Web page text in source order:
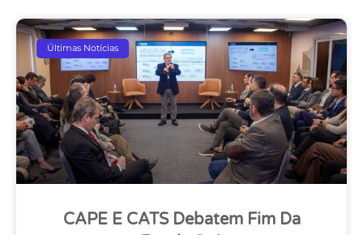
Últimas Notícias
CAPE E CATS Debatem Fim Da